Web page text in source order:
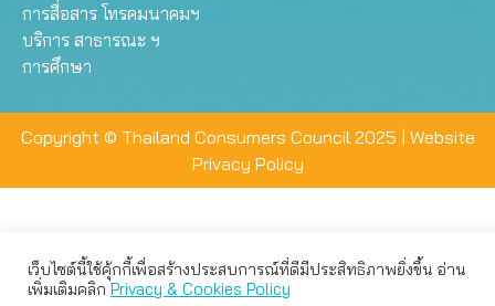
การสื่อสาร โทรคมนาคมฯ
บริการ สาธารณะ ฯ
การศึกษา
Copyright © Thailand Consumers Council 2025 | Website
Privacy Policy
เว็บไซต์นี้ใช้คุ้กกี้เพื่อสร้างประสบการณ์ที่ดีมีประสิทธิภาพยิ่งขึ้น อ่าน
เพิ่มเติมคลิกPrivacy & Cookies Policy
เว็บไซต์นี้ใช้คุกกี้เพื่อมอบประสบการณ์การใช้งานที่ดีให้แก่ท่าน คุณ